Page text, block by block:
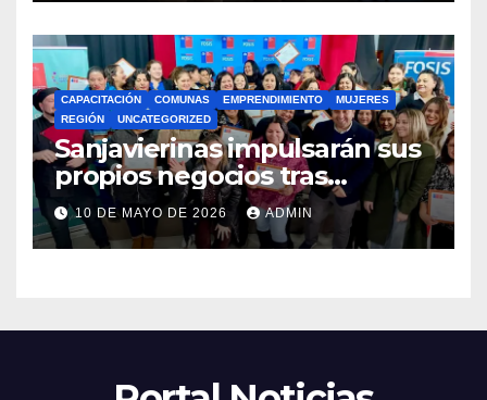
CAPACITACIÓN COMUNAS EMPRENDIMIENTO
MUJERES
REGIÓN
UNCATEGORIZED
Sanjavierinas impulsarán sus
propios negocios tras
capacitarse junto al FOSIS
10 DE MAYO DE 2026 ADMIN